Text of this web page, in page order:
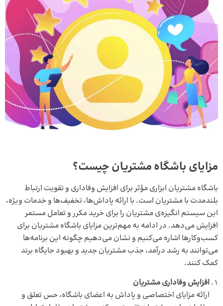
مزایای باشگاه مشتریان چیست؟
باشگاه مشتریان ابزاری مؤثر برای افزایش وفاداری و تقویت ارتباط
بلندمدت با مشتریان است. با ارائه پاداش‌ها، تخفیف‌ها و خدمات ویژه،
این سیستم انگیزه‌ی مشتریان را برای خرید مکرر و تعامل مستمر
افزایش می‌دهد. در ادامه به مهم‌ترین مزایای باشگاه مشتریان برای
کسب‌وکارها اشاره می‌کنیم و نشان می‌دهیم چگونه این برنامه‌ها
می‌توانند به رشد درآمد، جذب مشتریان جدید و بهبود جایگاه برند
کمک کنند.
افزایش وفاداری مشتریان
ارائه مزایای اختصاصی و پاداش به اعضای باشگاه، حس تعلق و